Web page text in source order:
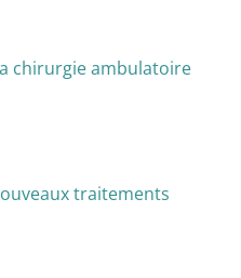
chirurgie ambulatoire
traitements